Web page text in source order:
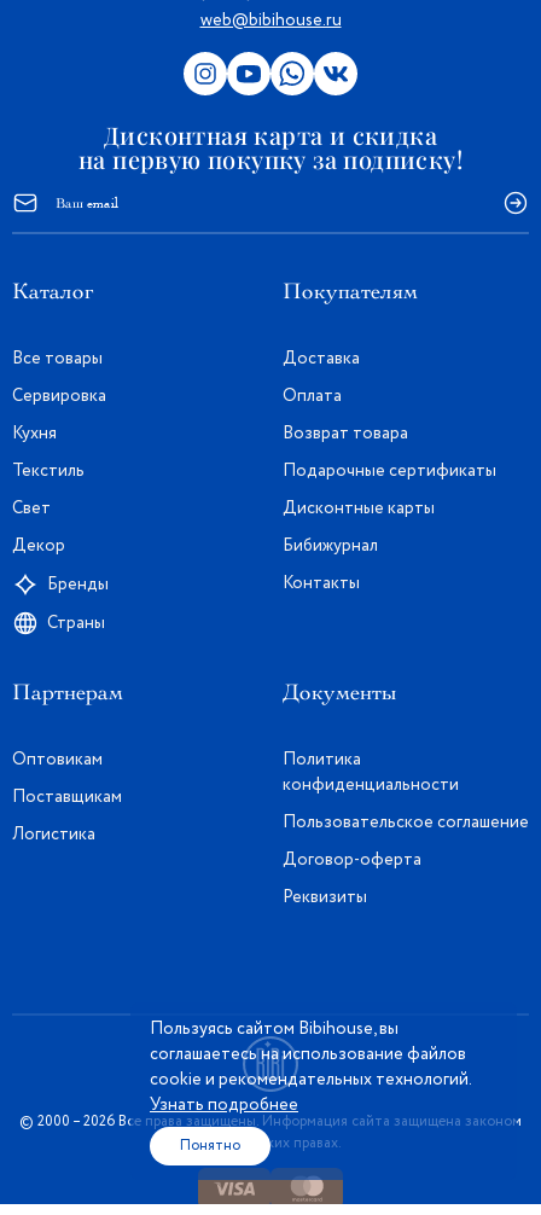
web@bibihouse.ru
Дисконтная карта и скидка
на первую покупку за подписку!
Каталог
Все товары
Сервировка
Кухня
Текстиль
Свет
Декор
Бренды
Страны
Покупателям
Доставка
Оплата
Возврат товара
Подарочные сертификаты
Дисконтные карты
Бибижурнал
Контакты
Партнерам
Оптовикам
Поставщикам
Логистика
Документы
Политика
конфиденциальности
Пользовательское соглашение
Договор-оферта
Реквизиты
© 2000 – 2026 Все права защищены. Информация сайта защищена законом
об авторских правах.
Пользуясь сайтом Bibihouse, вы
соглашаетесь на использование файлов
cookie и рекомендательных технологий.
Узнать подробнее
Понятно